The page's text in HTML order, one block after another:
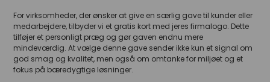
For virksomheder, der ønsker at give en særlig gave til kunder eller
medarbejdere, tilbyder vi et gratis kort med jeres firmalogo. Dette
tilføjer et personligt præg og gør gaven endnu mere
mindeværdig. At vælge denne gave sender ikke kun et signal om
god smag og kvalitet, men også om omtanke for miljøet og et
fokus på bæredygtige løsninger.